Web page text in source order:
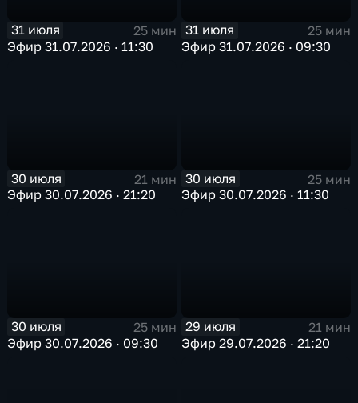
31 июля
25 мин
Эфир 31.07.2026 · 11:30
31 июля
25 мин
Эфир 31.07.2026 · 09:30
30 июля
21 мин
Эфир 30.07.2026 · 21:20
30 июля
25 мин
Эфир 30.07.2026 · 11:30
30 июля
25 мин
Эфир 30.07.2026 · 09:30
29 июля
21 мин
Эфир 29.07.2026 · 21:20